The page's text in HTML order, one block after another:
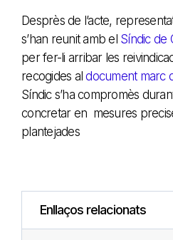
Desprès de l’acte,
s’han reunit amb el Síndic de
per fer-li arribar les
recogides aldocument marc
Síndic s’ha compromès
concretar en mesures
plantejades
Enllaços relacionats